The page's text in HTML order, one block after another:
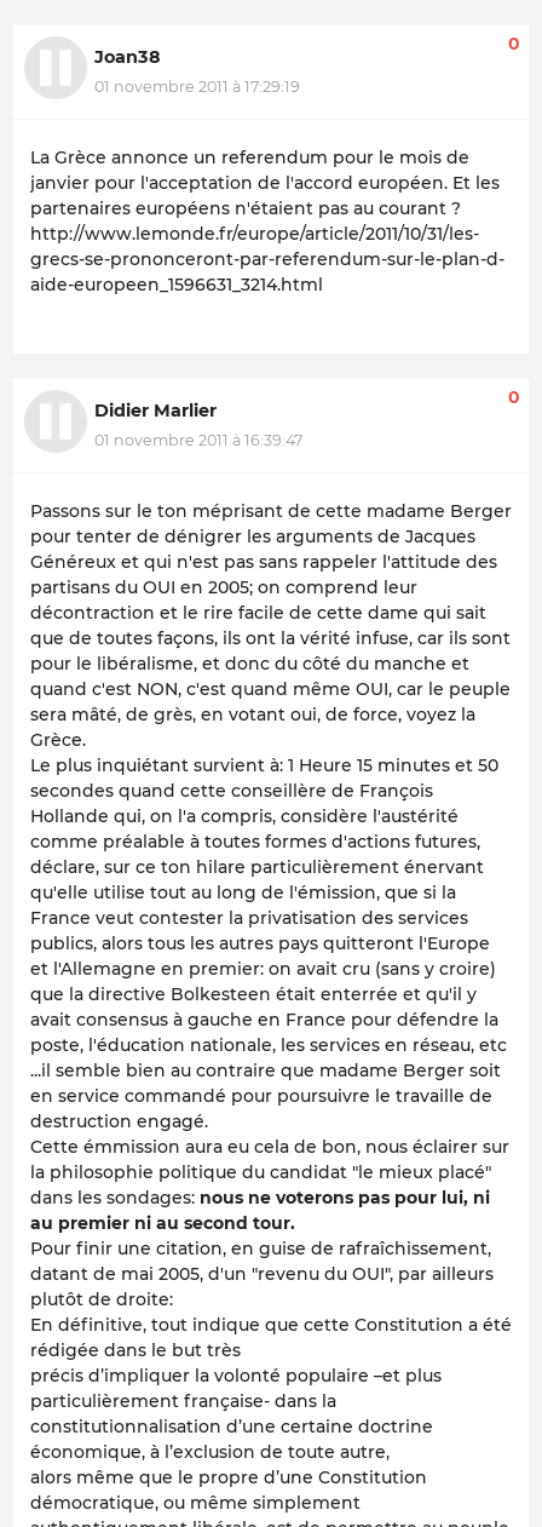
Joan38
01 novembre 2011 à 17:29:19
0
La Grèce annonce un referendum pour le mois de
janvier pour l'acceptation de l'accord européen. Et les
partenaires européens n'étaient pas au courant ?
http://www.lemonde.fr/europe/article/2011/10/31/les-
grecs-se-prononceront-par-referendum-sur-le-plan-d-
aide-europeen_1596631_3214.html
Didier Marlier
01 novembre 2011 à 16:39:47
0
Passons sur le ton méprisant de cette madame Berger
pour tenter de dénigrer les arguments de Jacques
Généreux et qui n'est pas sans rappeler l'attitude des
partisans du OUI en 2005; on comprend leur
décontraction et le rire facile de cette dame qui sait
que de toutes façons, ils ont la vérité infuse, car ils sont
pour le libéralisme, et donc du côté du manche et
quand c'est NON, c'est quand même OUI, car le peuple
sera mâté, de grès, en votant oui, de force, voyez la
Grèce.
Le plus inquiétant survient à: 1 Heure 15 minutes et 50
secondes quand cette conseillère de François
Hollande qui, on l'a compris, considère l'austérité
comme préalable à toutes formes d'actions futures,
déclare, sur ce ton hilare particulièrement énervant
qu'elle utilise tout au long de l'émission, que si la
France veut contester la privatisation des services
publics, alors tous les autres pays quitteront l'Europe
et l'Allemagne en premier: on avait cru (sans y croire)
que la directive Bolkesteen était enterrée et qu'il y
avait consensus à gauche en France pour défendre la
poste, l'éducation nationale, les services en réseau, etc
...il semble bien au contraire que madame Berger soit
en service commandé pour poursuivre le travaille de
destruction engagé.
Cette émmission aura eu cela de bon, nous éclairer sur
la philosophie politique du candidat "le mieux placé"
dans les sondages: nous ne voterons pas pour lui, ni
au premier ni au second tour.
Pour finir une citation, en guise de rafraîchissement,
datant de mai 2005, d'un "revenu du OUI", par ailleurs
plutôt de droite:
En définitive, tout indique que cette Constitution a été
rédigée dans le but très
précis d’impliquer la volonté populaire –et plus
particulièrement française- dans la
constitutionnalisation d’une certaine doctrine
économique, à l’exclusion de toute autre,
alors même que le propre d’une Constitution
démocratique, ou même simplement